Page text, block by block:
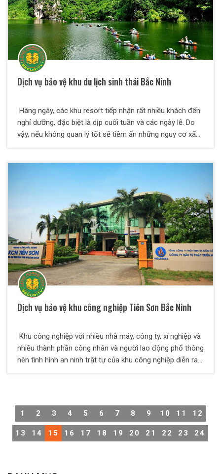
Dịch vụ bảo vệ khu du lịch sinh thái Bắc Ninh
Hàng ngày, các khu resort tiếp nhận rất nhiều khách đến
nghỉ dưỡng, đặc biệt là dịp cuối tuần và các ngày lễ. Do
vậy, nếu không quan lý tốt sẽ tiềm ẩn những nguy cơ xấu
trang bị lực lượng bảo vệ chuyên nghiệp , đặc biệt là dịch
tưởng của rất nhiều khách hàng , Công ty dịch vụ bảo vệ
Thiên Long Hoàng đang ngày càng khẳng định được
mình với quý khách hàng trên cả nước.
Dịch vụ bảo vệ khu công nghiệp Tiên Sơn Bắc Ninh
Khu công nghiệp với nhiều nhà máy, công ty, xí nghiệp và
nhiều thành phần công nhân và người lao động phổ thông
nên tình hình an ninh trật tự của khu công nghiệp diễn ra
khách hàng về chất lượng dịch vụ.
1 2 3 4 5 6 7 8 9 10 11 12
13 14 15 16 17 18 19 20 21 22 23 24